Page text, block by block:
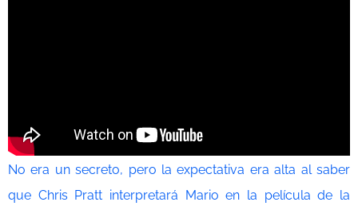
No era un secreto, pero la expectativa era alta al saber
que Chris Pratt interpretará Mario en la película de la